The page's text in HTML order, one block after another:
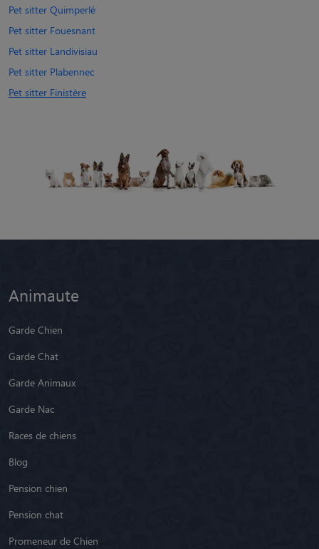
Pet sitter Quimperlé
Pet sitter Fouesnant
Pet sitter Landivisiau
Pet sitter Plabennec
Pet sitter Finistère
Animaute
Garde Chien
Garde Chat
Garde Animaux
Garde Nac
Races de chiens
Blog
Pension chien
Pension chat
Promeneur de Chien